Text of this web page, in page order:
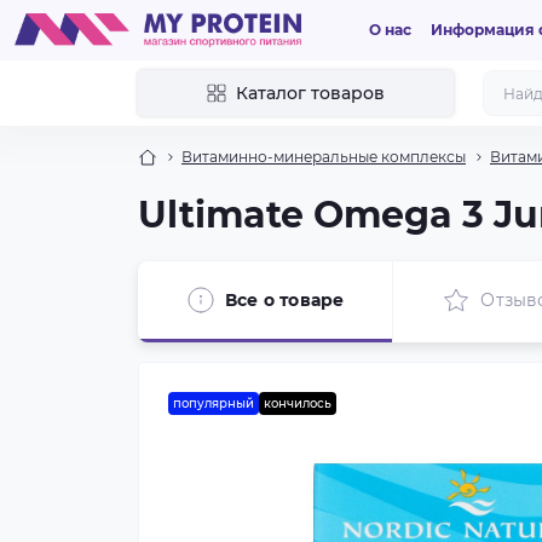
О нас Информация
Каталог товаров
Витаминно-минеральные комплексы
Ultimate Omega 3
Все о товаре
популярный кончилось